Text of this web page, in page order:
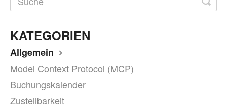
KATEGORIEN
Allgemein
Model Context Protocol (MCP)
Buchungskalender
Zustellbarkeit